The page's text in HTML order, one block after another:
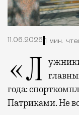
11.06.2026 1 мин.
«Лужники» неожиданно стали одним из
года:
Патриками. Не